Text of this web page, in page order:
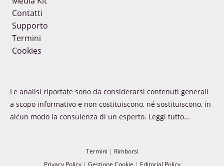
Contatti
Supporto
Termini
Cookies
Le analisi riportate sono da considerarsi contenuti generali
a scopo informativo e non costituiscono, né sostituiscono, in
alcun modo la consulenza di un esperto. Leggi tutto...
Termini | Rimborsi